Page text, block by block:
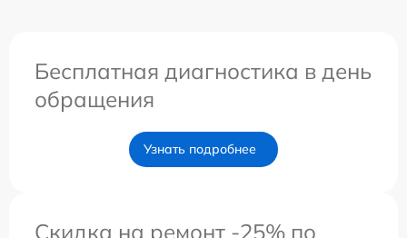
Бесплатная диагностика в день
обращения
Узнать подробнее
Скидка на ремонт -25% по